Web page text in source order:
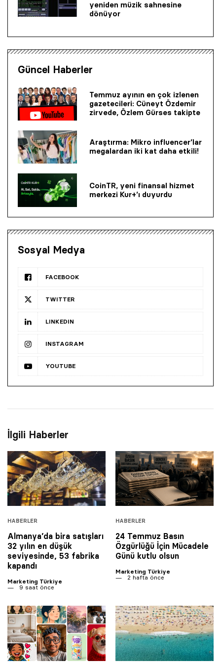
yeniden müzik sahnesine
dönüyor
Güncel Haberler
Temmuz ayının en çok izlenen
gazetecileri: Cüneyt Özdemir
zirvede, Özlem Gürses takipte
Araştırma: Mikro influencer’lar
megalardan iki kat daha etkili!
CoinTR, yeni finansal hizmet
merkezi Kur+’ı duyurdu
Sosyal Medya
FACEBOOK
TWITTER
LINKEDIN
INSTAGRAM
YOUTUBE
İlgili Haberler
HABERLER
Almanya’da bira satışları
32 yılın en düşük
seviyesinde, 53 fabrika
kapandı
Marketing Türkiye
9 saat önce
HABERLER
24 Temmuz Basın
Özgürlüğü İçin Mücadele
Günü kutlu olsun
Marketing Türkiye
2 hafta önce
© 2001 Rota Yayın Yapım Tanıtım Tic. Ltd. Şti. Bu Sitede Bulunan
Asquared WordPress Agency tarafından tasarlanmış ve
kodlanmıştır.